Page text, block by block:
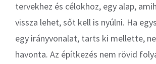
tervekhez és célokhoz, egy alap,
vissza lehet, sőt kell is nyúlni. Ha
egy irányvonalat, tarts ki mellette,
havonta. Az építkezés nem rövid